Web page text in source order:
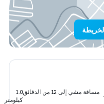
مسافة مشي إلى 12 من الدقائق
1.0
كيلومتر